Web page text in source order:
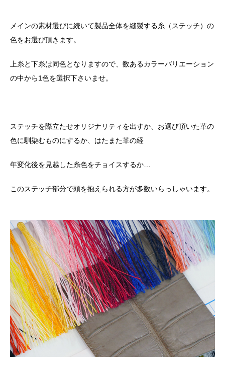
メインの素材選びに続いて製品全体を縫製する糸（ステッチ）の
色をお選び頂きます。
上糸と下糸は同色となりますので、数あるカラーバリエーション
の中から1色を選択下さいませ。
ステッチを際立たせオリジナリティを出すか、お選び頂いた革の
色に馴染むものにするか、はたまた革の経
年変化後を見越した糸色をチョイスするか
このステッチ部分で頭を抱えられる方が多数いらっしゃいます。